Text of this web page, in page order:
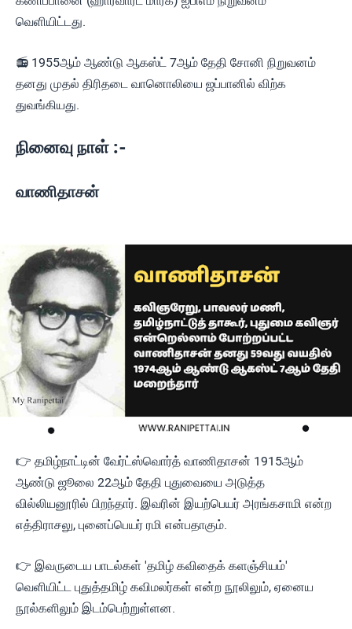
வெளியிட்டது.
📻 1955ஆம் ஆண்டு ஆகஸ்ட் 7ஆம் தேதி சோனி நிறுவனம்
தனது முதல் திரிதடை வானொலியை ஜப்பானில் விற்க
துவங்கியது.
நினைவு நாள் :-
வாணிதாசன்
👉 தமிழ்நாட்டின் வேர்ட்ஸ்வொர்த் வாணிதாசன் 1915ஆம்
ஆண்டு ஜூலை 22ஆம் தேதி புதுவையை அடுத்த
வில்லியனூரில் பிறந்தார். இவரின் இயற்பெயர் அரங்கசாமி என்ற
எத்திராசலு, புனைப்பெயர் ரமி என்பதாகும்.
👉 இவருடைய பாடல்கள் 'தமிழ் கவிதைக் களஞ்சியம்'
வெளியிட்ட புதுத்தமிழ் கவிமலர்கள் என்ற நூலிலும், ஏனைய
நூல்களிலும் இடம்பெற்றுள்ளன.